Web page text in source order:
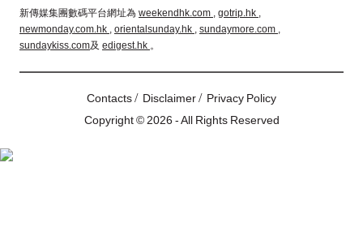
新傳媒集團數碼平台網址為 weekendhk.com , gotrip.hk ,
newmonday.com.hk , orientalsunday.hk , sundaymore.com ,
sundaykiss.com及 edigest.hk 。
Contacts/ Disclaimer/ Privacy Policy
Copyright © 2026 - All Rights Reserved